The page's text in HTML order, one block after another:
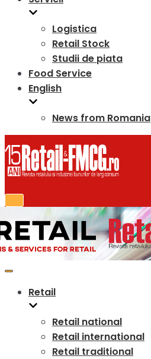
Logistica
Retail Stock
Studii de piata
Food Service
English
News from Romania
Retail
Retail national
Retail international
Retail traditional